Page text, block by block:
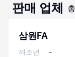
판매 업체 총
삼원FA
제조년
-